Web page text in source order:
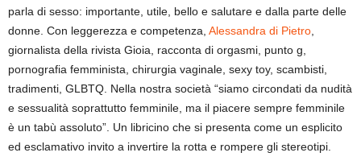
parla di sesso: importante, utile, bello e salutare e dalla parte delle
donne. Con leggerezza e competenza, Alessandra di Pietro
giornalista della rivista Gioia, racconta di orgasmi, punto g,
pornografia femminista, chirurgia vaginale, sexy toy, scambisti,
tradimenti, GLBTQ. Nella nostra società “siamo circondati da nudità
e sessualità soprattutto femminile, ma il piacere sempre femminile
è un tabù assoluto”. Un libricino che si presenta come un esplicito
ed esclamativo invito a invertire la rotta e rompere gli stereotipi.